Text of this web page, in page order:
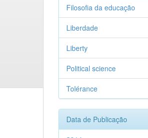
Filosofia da educação
Liberdade
Liberty
Political science
Tolérance
Data de Publicação